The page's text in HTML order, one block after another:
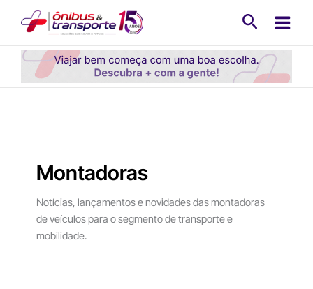
conteúdo
Montadoras
Notícias, lançamentos e novidades das montadoras
de veículos para o segmento de transporte e
mobilidade.